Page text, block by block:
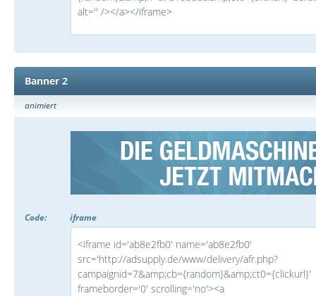
alt='' /></a></iframe>
Banner 2
animiert
Code: iframe
<iframe id='ab8e2fb0' name='ab8e2fb0'
src='http://adsupply.de/www/delivery/afr.php?
campaignid=7&amp;cb={random}&amp;ct0={clickurl}'
frameborder='0' scrolling='no'><a